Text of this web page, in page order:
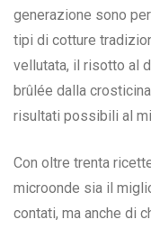
generazione sono
tipi di cotture
vellutata, il risotto al
brûlée dalla
risultati possibili al
Con oltre trenta
microonde sia il
contati, ma anche di